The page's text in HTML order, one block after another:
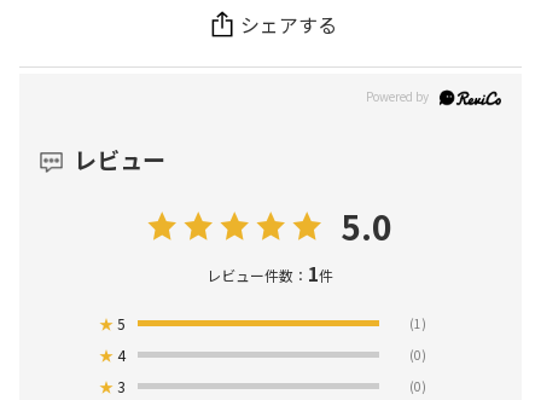
シェアする
レビュー
5.0
レビュー件数： 1件
★5 (1)
★4 (0)
★3 (0)